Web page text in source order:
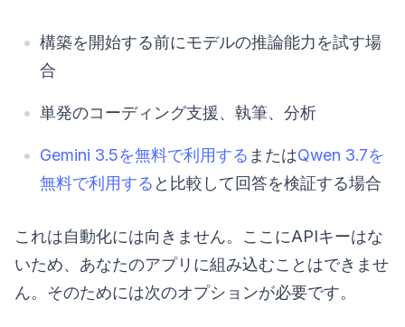
構築を開始する前にモデルの推論能力を試す場
合
単発のコーディング支援、執筆、分析
Gemini 3.5を無料で利用する またはQwen 3.7を
無料で利用する と比較して回答を検証する場合
これは自動化には向きません。ここにAPIキーはな
いため、あなたのアプリに組み込むことはできませ
ん。そのためには次のオプションが必要です。